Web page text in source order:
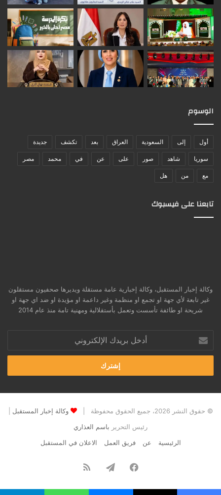
الوسوم
أول إلى السعودية العراق بعد تكشف جديدة
سوريا شاهد صور على عن في محمد مصر
مع من هل
تابعنا على فيسبوك
وكالة إخبار المستقبل، وكالة إخبارية عامة مستقلة ويديرها صحفيون مستقلون
غير تابعة لأي جهة او تجمع او منظمة وغير داعمة او مؤيدة او ضد اي جهة او
شريحة او طائفة تأسست وتعمل بأستقلالية ومهنية تامة منذ عام 2014
أدخل
بريدك
الإلكتروني
© حقوق النشر 2026، جميع الحقوق محفوظة | وكالة إخبار المستقبل
رئيس التحرير باسم العذاري
الرئيسية
عن فريق العمل الاعلان في المستقبل
فيسبوك تيلقرام
الموقع